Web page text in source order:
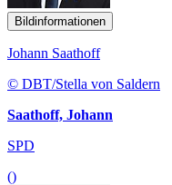
Bildinformationen
Johann Saathoff
© DBT/Stella von Saldern
Saathoff, Johann
SPD
()